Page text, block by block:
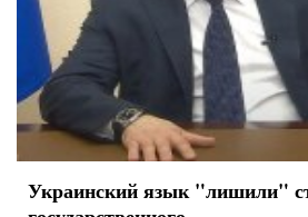
Украинский язык "лишили"